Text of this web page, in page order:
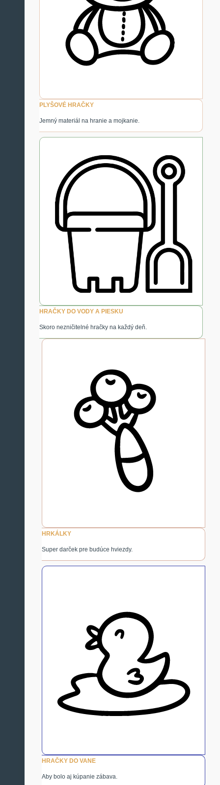
PLYŠOVÉ HRAČKY
Jemný materiál na hranie a mojkanie.
HRAČKY DO VODY A PIESKU
Skoro nezničitelné hračky na každý deň.
HRKÁLKY
Super darček pre budúce hviezdy.
HRAČKY DO VANE
Aby bolo aj kúpanie zábava.